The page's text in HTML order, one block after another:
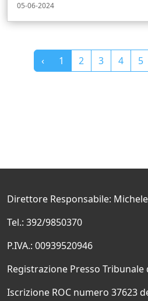
05-06-2024
‹ 1 2 3 4 5
Direttore Responsabile:
Tel.: 392/9850370
P.IVA.: 00939520946
Registrazione Presso Tribunale
Iscrizione ROC numero 37623